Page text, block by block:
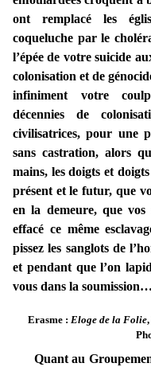
ont remplacé les
coqueluche par le
l’épée de votre suicide
colonisation et de
infiniment votre
décennies de
civilisatrices, pour une
sans castration, alors
mains, les doigts et
présent et le futur, que
en la demeure, que
effacé ce même
pissez les sanglots de
et pendant que l’on
vous dans la soumission…
Erasme : Eloge de la Folie
Quant au